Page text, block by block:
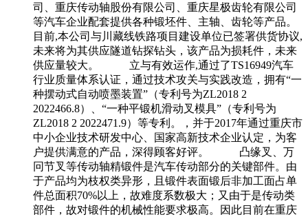
司、重庆传动轴股份有限公司、重庆星极齿轮有限公司
等汽车企业配套提供各种锻坯件、主轴、齿轮等产品。
目前,本公司与川藏线铁路项目建设单位已签署供货协议,
未来将为其供应隧道钻探钻头，该产品为损耗件，未来
供应量较大。 立与有效运作,通过了TS16949汽车
行业质量体系认证，通过技术攻关与实践改造，拥有“一
种摆动式自动喷墨装置”（专利号为ZL2018 2
2022466.8）、“一种平锻机滑动叉模具”（专利号为
ZL2018 2 2022471.9）等专利。，并于2017年通过重庆市
中小企业技术研发中心、国家高新技术企业认定，为客
户提供满意的产品，深得顾客好评。 凸缘叉、万
冋节叉等传动轴精锻件是汽车传动部分的关键部件。由
于产品均为枝权类异形，且锻件表面锻后非加工面占单
件总面积70%以上，故难度系数极大；又由于是传动类
部件，故对锻件的机械性能要求极高。因此目前在重庆